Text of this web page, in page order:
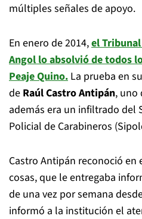
múltiples señales de apoyo.
En enero de 2014,el
Angol lo absolvió de todos
Peaje Quino. La prueba en
de Raúl Castro Antipán, uno
además era un infiltrado del
Policial de Carabineros
Castro Antipán reconoció en
cosas, que le entregaba
de una vez por semana
informó a la institución el